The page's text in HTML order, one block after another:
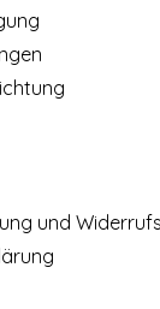
und